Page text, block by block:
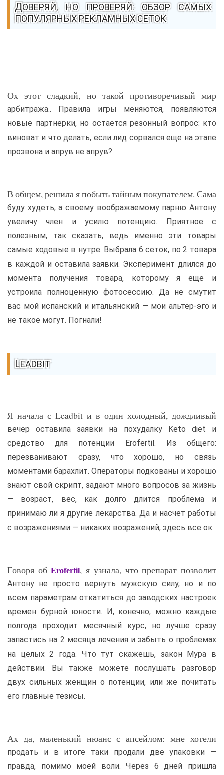
ДОВЕРЯЙ, НО ПРОВЕРЯЙ: ОБЗОР САМЫХ
ПОПУЛЯРНЫХ РЕКЛАМНЫХ СЕТОК
Ох этот сладкий, но такой противоречивый мир
арбитража.. Правила игры меняются, появляются
новые партнерки, но остается резонный вопрос: кто
виноват и что делать, если лид сорвался еще на этапе
прозвона и апрув не апрув?
В общем, решила я побыть тайным покупателем. Сама
буду худеть, а своему воображаемому парню Антону
увеличу член и усилю потенцию. Приятное с
полезным, так сказать, ведь именно эти товары
самые ходовые в нутре. Выбрала 6 сеток, по 2 товара
в каждой и оставила заявки. Эксперимент длился до
момента получения товара, которому я еще и
устроила полноценную фотосессию. Да не смутит
вас мой испанский и итальянский — мои альтер-эго и
не такое могут. Погнали!
LEADBIT
Я начала с Leadbit и в один холодный, дождливый
вечер оставила заявки на похудалку Keto diet и
средство для потенции Erofertil. Из общего:
перезванивают сразу, что хорошо, но связь
моментами барахлит. Операторы подкованы и хорошо
знают свой скрипт, задают много вопросов за жизнь
— возраст, вес, как долго длится проблема и
принимаю ли я другие лекарства. Да и насчет работы
с возражениями — никаких возражений, здесь все ок.
Говоря обErofertil, я узнала, что препарат позволит
Антону не просто вернуть мужскую силу, но и по
всем параметрам откатиться дозаводских настроек
времен бурной юности. И, конечно, можно каждые
полгода проходит месячный курс, но лучше сразу
запастись на 2 месяца лечения и забыть о проблемах
на целых 2 года. Что тут скажешь, закон Мура в
действии. Вы также можете послушать разговор
двух сильных женщин о потенции, или же почитать
его главные тезисы.
Ах да, маленький нюанс с апсейлом: мне хотели
продать и в итоге таки продали две упаковки —
правда, помимо моей воли. Через 6 дней пришла